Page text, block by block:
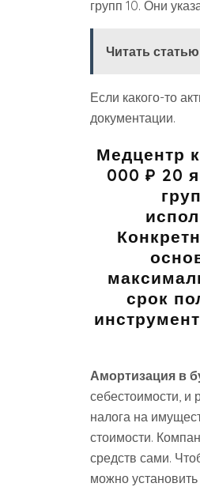
групп 10. Они
Читать статью
Если какого-то
документации.
Медцентр
000 ₽ 20
срок
Амортизация в
себестоимости, и
налога на
стоимости.
средств сами.
можно